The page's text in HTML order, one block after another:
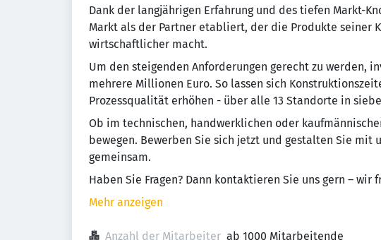
Dank der langjährigen Erfahrung und des tiefen Markt-
Markt als der Partner etabliert, der die Produkte seiner
wirtschaftlicher macht.
Um den steigenden Anforderungen gerecht zu werden,
mehrere Millionen Euro. So lassen sich
Prozessqualität erhöhen - über alle 13 Standorte in
Ob im technischen, handwerklichen oder
bewegen. Bewerben Sie sich jetzt und gestalten Sie mit
gemeinsam.
Haben Sie Fragen? Dann kontaktieren Sie uns gern –
Mehr anzeigen
Anzahl der Mitarbeiter ab 1000 Mitarbeitende